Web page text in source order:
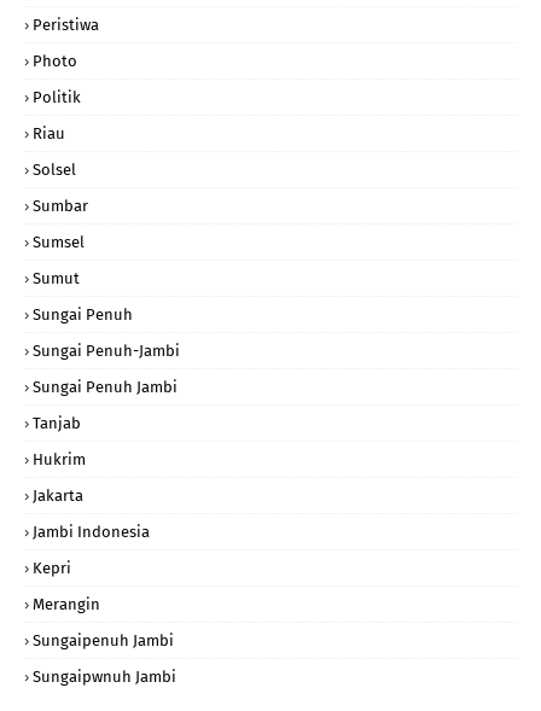
Peristiwa
Photo
Politik
Riau
Solsel
Sumbar
Sumsel
Sumut
Sungai Penuh
Sungai Penuh-Jambi
Sungai Penuh Jambi
Tanjab
Hukrim
Jakarta
Jambi Indonesia
Kepri
Merangin
Sungaipenuh Jambi
Sungaipwnuh Jambi